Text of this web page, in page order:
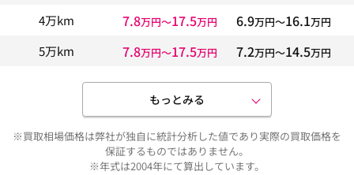
4万km 7.8万円〜17.5万円 6.9万円〜16.1万円
5万km 7.8万円〜17.5万円 7.2万円〜14.5万円
もっとみる
※買取相場価格は弊社が独自に統計分析した値であり実際の買取価格を
保証するものではありません。
※年式は2004年にて算出しています。